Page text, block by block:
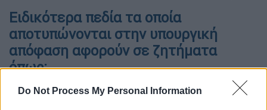
Do Not Process My Personal Information
Ειδικότερα πεδία τα οποία
αποτυπώνονται στην υπουργική
απόφαση αφορούν σε ζητήματα
όπως:
Διαδικασία ίδρυσης Προγραμμάτων